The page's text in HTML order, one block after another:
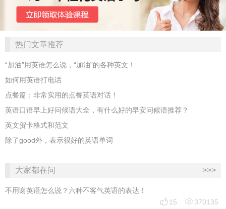
热门文章推荐
“加油”用英语怎么说，“加油”的各种英文！
如何用英语打电话
点餐篇：非常实用的点餐英语对话！
英语口语早上好问候语大全，有什么好的早安问候语推荐？
英文贺卡格式和范文
除了good外，表示很好的英语单词
大家都在问 >>>
不用谢英语怎么说？六种不客气英语的表达！
 15 370135